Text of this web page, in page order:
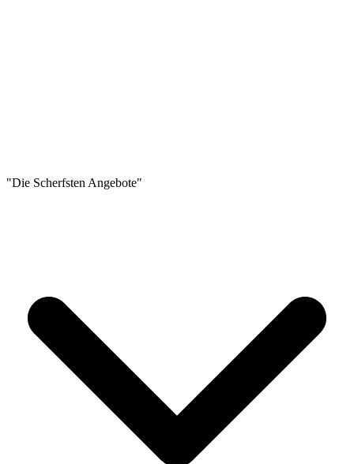
"Die Scherfsten Angebote"